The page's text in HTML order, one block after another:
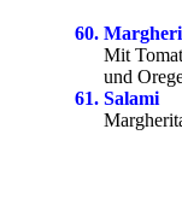
60.
Mit
und
61.
Margherita